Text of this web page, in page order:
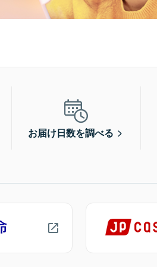
お届け日数を調べる